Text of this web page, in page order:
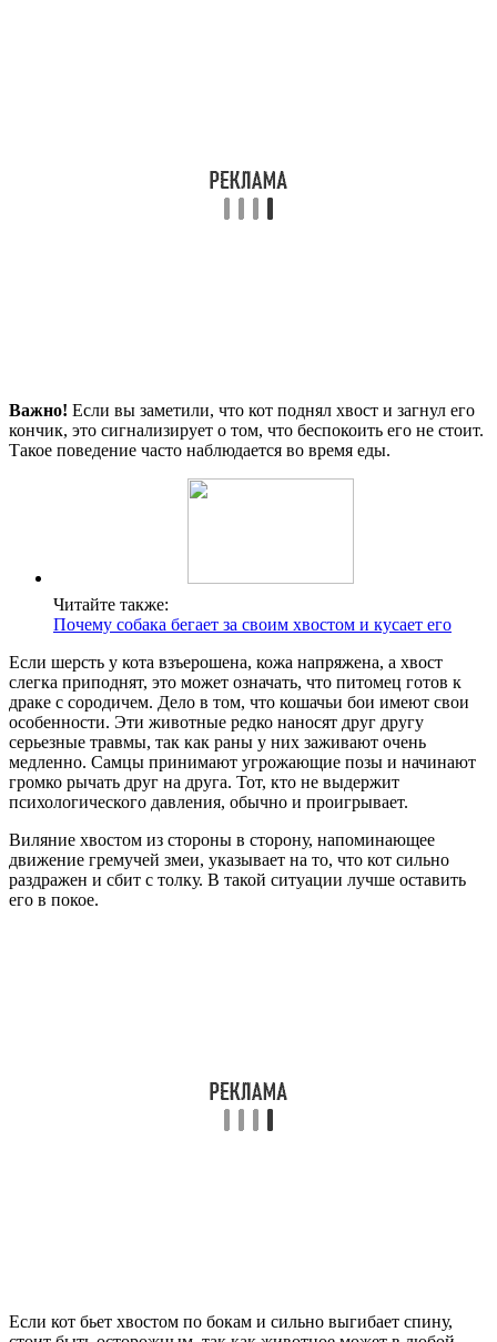
Важно! Если вы заметили, что кот поднял хвост и загнул его
кончик, это сигнализирует о том, что беспокоить его не стоит.
Такое поведение часто наблюдается во время еды.
Читайте также:
Почему собака бегает за своим хвостом и кусает его
Если шерсть у кота взъерошена, кожа напряжена, а хвост
слегка приподнят, это может означать, что питомец готов к
драке с сородичем. Дело в том, что кошачьи бои имеют свои
особенности. Эти животные редко наносят друг другу
серьезные травмы, так как раны у них заживают очень
медленно. Самцы принимают угрожающие позы и начинают
громко рычать друг на друга. Тот, кто не выдержит
психологического давления, обычно и проигрывает.
Виляние хвостом из стороны в сторону, напоминающее
движение гремучей змеи, указывает на то, что кот сильно
раздражен и сбит с толку. В такой ситуации лучше оставить
его в покое.
Если кот бьет хвостом по бокам и сильно выгибает спину,